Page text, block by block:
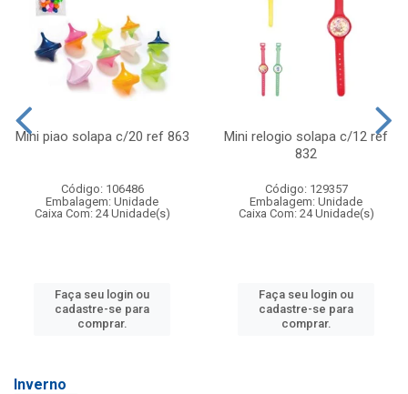
Mini piao solapa c/20 ref 863
Código: 106486
Embalagem: Unidade
Caixa Com: 24 Unidade(s)
Faça seu login ou
cadastre-se para
comprar.
Mini relogio solapa c/12 ref
832
Código: 129357
Embalagem: Unidade
Caixa Com: 24 Unidade(s)
Faça seu login ou
cadastre-se para
comprar.
Inverno